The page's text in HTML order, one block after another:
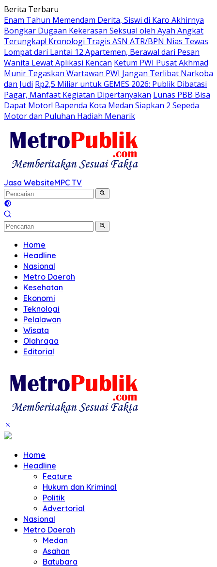
Langsung
ke
konten
Berita Terbaru
Enam Tahun Memendam Derita, Siswi di Karo Akhirnya
Bongkar Dugaan Kekerasan Seksual oleh Ayah Angkat
Terungkap! Kronologi Tragis ASN ATR/BPN Nias Tewas
Lompat dari Lantai 12 Apartemen, Berawal dari Pesan
Wanita Lewat Aplikasi Kencan Ketum PWI Pusat Akhmad
Munir Tegaskan Wartawan PWI Jangan Terlibat Narkoba
dan Judi Rp2,5 Miliar untuk GEMES 2026: Publik Dibatasi
Pagar, Manfaat Kegiatan Dipertanyakan Lunas PBB Bisa
Dapat Motor! Bapenda Kota Medan Siapkan 2 Sepeda
Motor dan Puluhan Hadiah Menarik
Jasa WebsiteMPC TV
Home
Headline
Nasional
Metro Daerah
Kesehatan
Ekonomi
Teknologi
Pelalawan
Wisata
Olahraga
Editorial
Home
Headline
Feature
Hukum dan Kriminal
Politik
Advertorial
Nasional
Metro Daerah
Medan
Asahan
Batubara